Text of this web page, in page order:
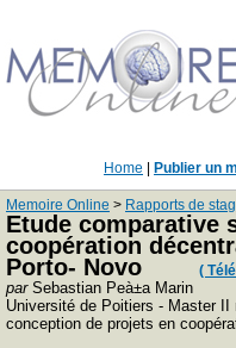
Home Publier un
Memoire Online > Rapports de
Etude comparative
coopération
Porto- Novo
(
parSebastian Peà±a Marin
Université de Poitiers - Master II
conception de projets en